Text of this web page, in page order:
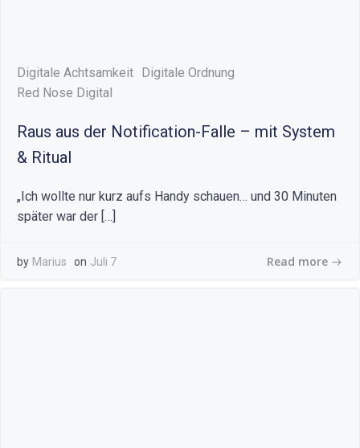
Digitale Achtsamkeit Digitale Ordnung
Red Nose Digital
Raus aus der Notification-Falle – mit System
& Ritual
„Ich wollte nur kurz aufs Handy schauen… und 30 Minuten
später war der […]
by Marius on Juli 7 Read more